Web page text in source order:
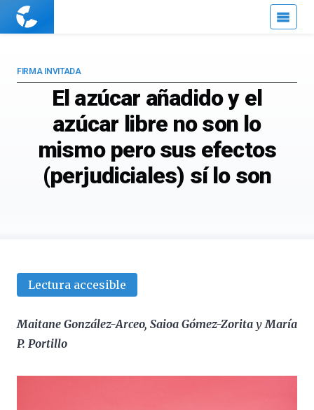
Cuaderno
El azúcar añadido y el
azúcar libre no son lo
mismo pero sus efectos
(perjudiciales) sí lo son
FIRMA INVITADA
Lectura accesible
Maitane González-Arceo, Saioa Gómez-Zorita yMaría
P. Portillo